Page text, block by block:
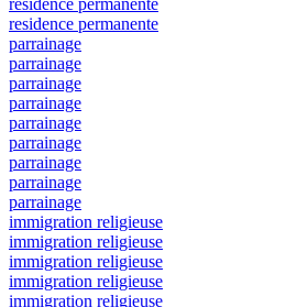
residence permanente
parrainage
parrainage
parrainage
parrainage
parrainage
parrainage
parrainage
parrainage
parrainage
immigration religieuse
immigration religieuse
immigration religieuse
immigration religieuse
immigration religieuse